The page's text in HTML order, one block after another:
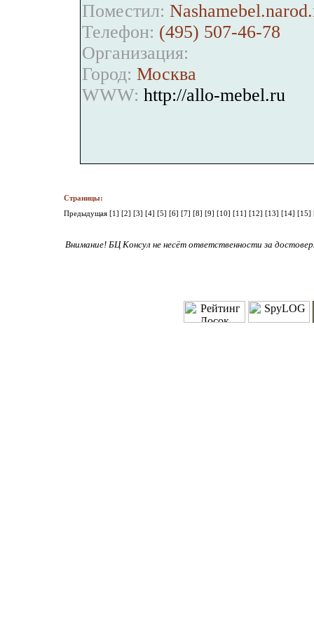
Поместил:
Телефон: (495) 507-46-78
Организация:
Город: Москва
WWW: http://allo-mebel.ru
Страницы:
Предыдущая [1] [2] [3] [4] [5] [6] [7] [8] [9] [10] [11] [12] [13] [14] [15]
Внимание! БЦ Консул не несёт ответственности за